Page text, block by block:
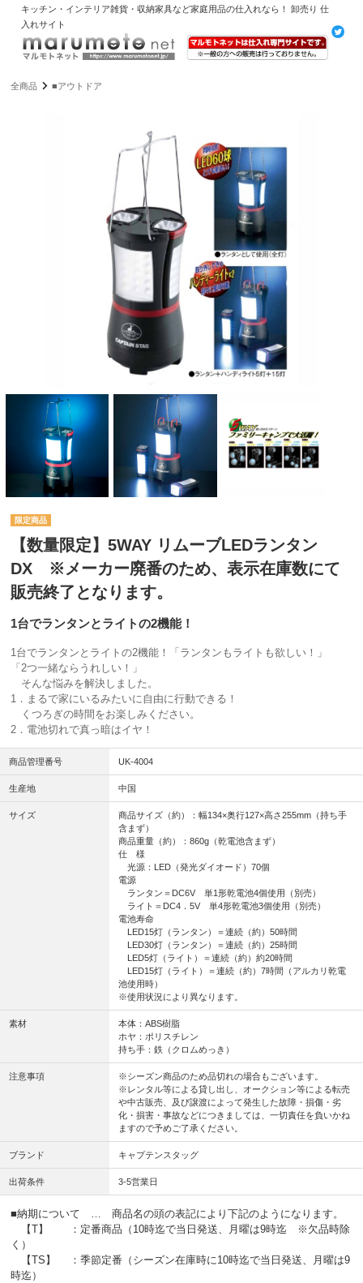
キッチン・インテリア雑貨・収納家具など家庭用品の仕入れなら！ 卸売り 仕
入れサイト
全商品 ■アウトドア
【数量限定】5WAY リムーブLEDランタン
DX ※メーカー廃番のため、表示在庫数にて
販売終了となります。
1台でランタンとライトの2機能！
1台でランタンとライトの2機能！「ランタンもライトも欲しい！」
「2つ一緒ならうれしい！」
そんな悩みを解決しました。
1．まるで家にいるみたいに自由に行動できる！
くつろぎの時間をお楽しみください。
2．電池切れで真っ暗はイヤ！
商品管理番号 UK-4004
生産地 中国
サイズ
商品サイズ（約）：幅134×奥行127×高さ255mm（持ち手
含まず）
商品重量（約）：860g（乾電池含まず）
仕 様
光源：LED（発光ダイオード）70個
電源
ランタン＝DC6V 単1形乾電池4個使用（別売）
ライト＝DC4．5V 単4形乾電池3個使用（別売）
電池寿命
LED15灯（ランタン）＝連続（約）50時間
LED30灯（ランタン）＝連続（約）25時間
LED5灯（ライト）＝連続（約）約20時間
LED15灯（ライト）＝連続（約）7時間（アルカリ乾電
池使用時）
※使用状況により異なります。
素材
本体：ABS樹脂
ホヤ：ポリスチレン
持ち手：鉄（クロムめっき）
注意事項
※シーズン商品のため品切れの場合もございます。
※レンタル等による貸し出し、オークション等による転売
や中古販売、及び譲渡によって発生した故障・損傷・劣
化・損害・事故などにつきましては、一切責任を負いかね
ますので予めご了承ください。
ブランド キャプテンスタッグ
出荷条件 3-5営業日
■納期について … 商品名の頭の表記により下記のようになります。
【T】 ：定番商品（10時迄で当日発送、月曜は9時迄 ※欠品時除
く）
【TS】 ：季節定番（シーズン在庫時に10時迄で当日発送、月曜は9
時迄）